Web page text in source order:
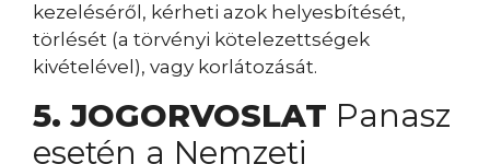
kezeléséről, kérheti azok helyesbítését,
törlését (a törvényi kötelezettségek
kivételével), vagy korlátozását.
5. JOGORVOSLAT Panasz
esetén a Nemzeti